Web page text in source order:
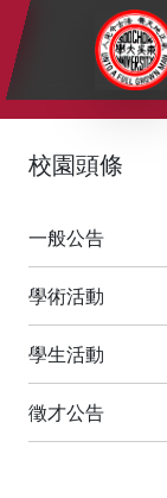
:::
校園頭條
一般公告
學術活動
學生活動
徵才公告